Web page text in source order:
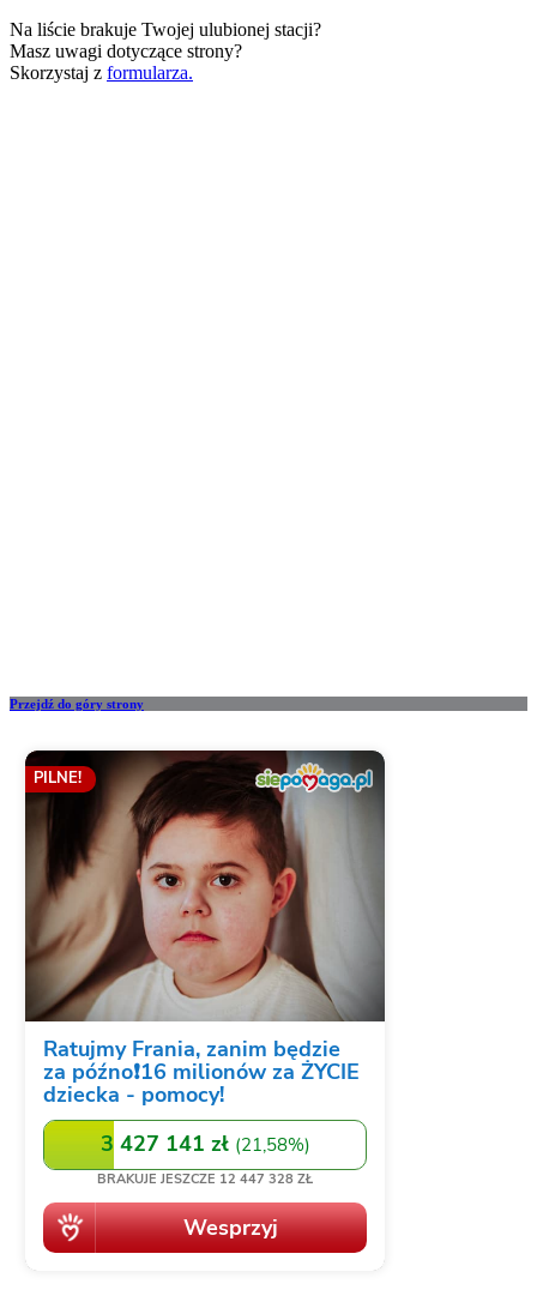
Na liście brakuje Twojej ulubionej stacji?
Masz uwagi dotyczące strony?
Skorzystaj z formularza.
Przejdź do góry strony